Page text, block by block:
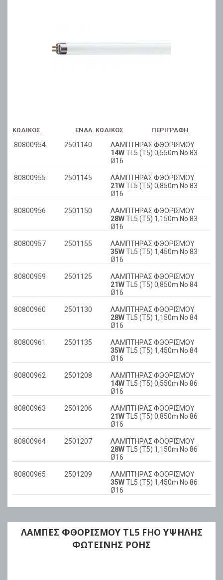
ΚΩΔΙΚΌΣ ΕΝΑΛ. ΚΩΔΙΚΌΣ ΠΕΡΙΓΡΑΦΉ
80800954 2501140
ΛΑΜΠΤΗΡΑΣ ΦΘΟΡΙΣΜΟΥ
14WTL5 (T5) 0,550m No 83
Ø16
80800955 2501145
ΛΑΜΠΤΗΡΑΣ ΦΘΟΡΙΣΜΟΥ
21WTL5 (T5) 0,850m No 83
Ø16
80800956 2501150
ΛΑΜΠΤΗΡΑΣ ΦΘΟΡΙΣΜΟΥ
28WTL5 (T5) 1,150m No 83
Ø16
80800957 2501155
ΛΑΜΠΤΗΡΑΣ ΦΘΟΡΙΣΜΟΥ
35WTL5 (T5) 1,450m No 83
Ø16
80800959 2501125
ΛΑΜΠΤΗΡΑΣ ΦΘΟΡΙΣΜΟΥ
21WTL5 (T5) 0,850m No 84
Ø16
80800960 2501130
ΛΑΜΠΤΗΡΑΣ ΦΘΟΡΙΣΜΟΥ
28WTL5 (T5) 1,150m No 84
Ø16
80800961 2501135
ΛΑΜΠΤΗΡΑΣ ΦΘΟΡΙΣΜΟΥ
35WTL5 (T5) 1,450m No 84
Ø16
80800962 2501208
ΛΑΜΠΤΗΡΑΣ ΦΘΟΡΙΣΜΟΥ
14WTL5 (T5) 0,550m No 86
Ø16
80800963 2501206
ΛΑΜΠΤΗΡΑΣ ΦΘΟΡΙΣΜΟΥ
21WTL5 (T5) 0,850m No 86
Ø16
80800964 2501207
ΛΑΜΠΤΗΡΑΣ ΦΘΟΡΙΣΜΟΥ
28WTL5 (T5) 1,150m No 86
Ø16
80800965 2501209
ΛΑΜΠΤΗΡΑΣ ΦΘΟΡΙΣΜΟΥ
35WTL5 (T5) 1,450m No 86
Ø16
ΛΑΜΠΕΣ ΦΘΟΡΙΣΜΟΥ ΤL5 FHO ΥΨΗΛΗΣ
ΦΩΤΕΙΝΗΣ ΡΟΗΣ